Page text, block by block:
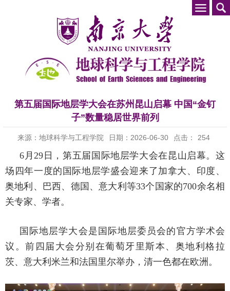
第五届国际地层学大会在苏州昆山启幕 中国“金钉
子”数量稳居世界前列
来源：地球科学与工程学院 日期：2026-06-30 点击： 254
6月29日，第五届国际地层学大会在昆山启幕。这
场四年一度的国际地层学盛会迎来了加拿大、印度、
奥地利、巴西、德国、意大利等33个国家的700余名相
关专家、学者。
国际地层学大会是国际地层委员会的官方学术会
议。前四届大会分别在葡萄牙里斯本、奥地利格拉
茨、意大利米兰和法国里尔举办，清一色都在欧洲。